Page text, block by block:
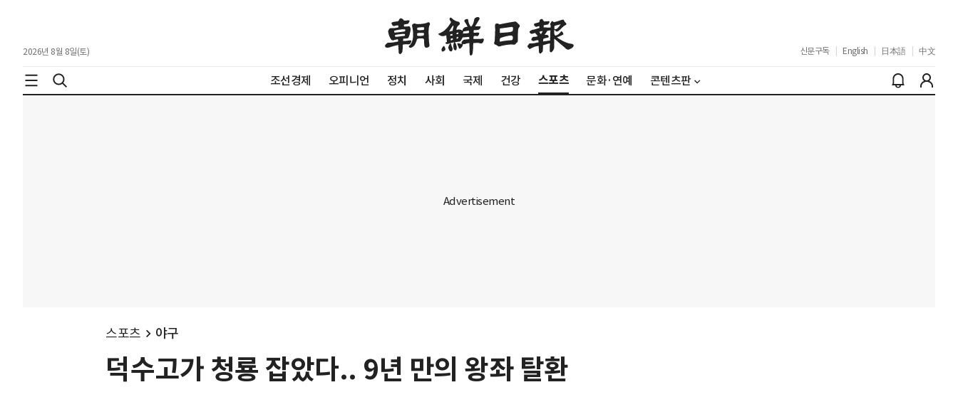
2026년 8월 8일(토) 신문구독 English 日本語 中文
조선경제 오피니언 정치 사회 국제 건강 스포츠 문화·연예 콘텐츠판
스포츠 야구
덕수고가 청룡 잡았다.. 9년 만의 왕좌 탈환